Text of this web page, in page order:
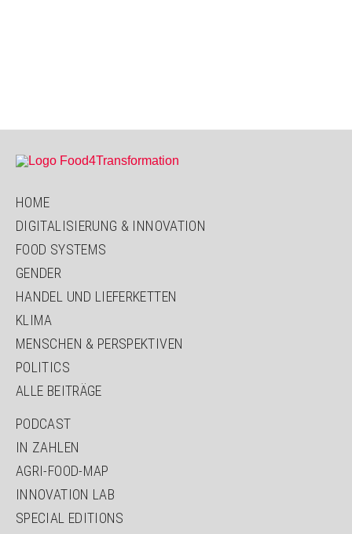
HOME
DIGITALISIERUNG & INNOVATION
FOOD SYSTEMS
GENDER
HANDEL UND LIEFERKETTEN
KLIMA
MENSCHEN & PERSPEKTIVEN
POLITICS
ALLE BEITRÄGE
PODCAST
IN ZAHLEN
AGRI-FOOD-MAP
INNOVATION LAB
SPECIAL EDITIONS